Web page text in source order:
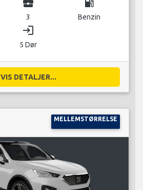
business_center
3
local_gas_station
Benzin
login
5 Dør
VIS DETALJER...
MELLEMSTØRRELSE